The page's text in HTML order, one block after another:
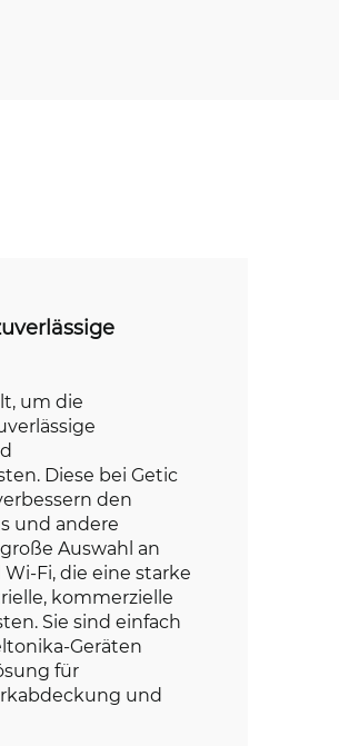
um die
Diese bei Getic
den
und andere
Auswahl an
Fi, die eine starke
kommerzielle
Sie sind einfach
Geräten
für
und